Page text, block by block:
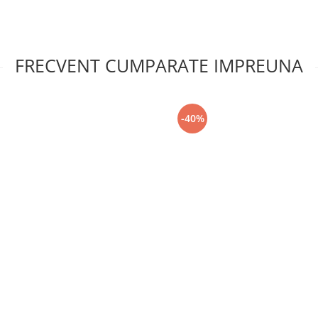
FRECVENT CUMPARATE IMPREUNA
-40%